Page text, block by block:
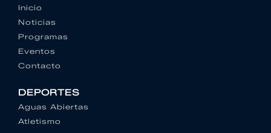
Inicio
Noticias
Programas
Eventos
Contacto
DEPORTES
Aguas Abiertas
Atletismo